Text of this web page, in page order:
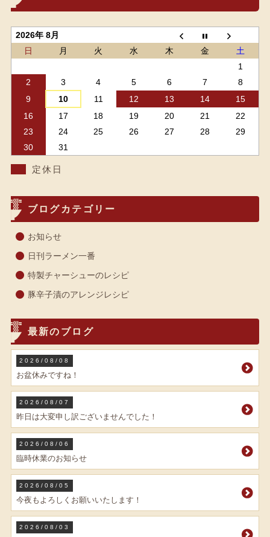
2026年 8月
日
月 火 水 木 金
土
1
2
3 4 5 6 7
8
9
10 11 12 13 14
15
16
17 18 19 20 21
22
23
24 25 26 27 28
29
30
31
定休日
ブログカテゴリー
お知らせ
日刊ラーメン一番
特製チャーシューのレシピ
豚辛子漬のアレンジレシピ
最新のブログ
2026/08/08
お盆休みですね！
2026/08/07
昨日は大変申し訳ございませんでした！
2026/08/06
臨時休業のお知らせ
2026/08/05
今夜もよろしくお願いいたします！
2026/08/03